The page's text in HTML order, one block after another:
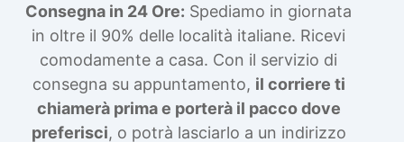
Consegna in 24 Ore: Spediamo in giornata
in oltre il 90% delle località italiane. Ricevi
comodamente a casa. Con il servizio di
consegna su appuntamento, il corriere ti
chiamerà prima e porterà il pacco dove
preferisci, o potrà lasciarlo a un indirizzo